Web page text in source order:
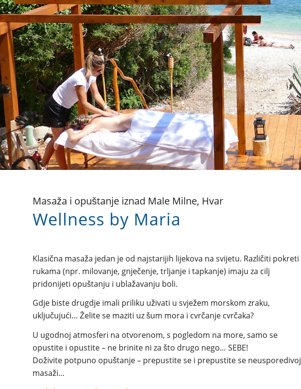
Masaža i opuštanje iznad Male Milne, Hvar
Wellness by Maria
Klasična masaža jedan je od najstarijih lijekova na svijetu. Različiti pokreti
rukama (npr. milovanje, gnječenje, trljanje i tapkanje) imaju za cilj
pridonijeti opuštanju i ublažavanju boli.
Gdje biste drugdje imali priliku uživati ​​u svježem morskom zraku,
uključujući… Želite se maziti uz šum mora i cvrčanje cvrčaka?
U ugodnoj atmosferi na otvorenom, s pogledom na more, samo se
opustite i opustite – ne brinite ni za što drugo nego… SEBE!
Doživite potpuno opuštanje – prepustite se i prepustite se neusporedivoj
masaži…